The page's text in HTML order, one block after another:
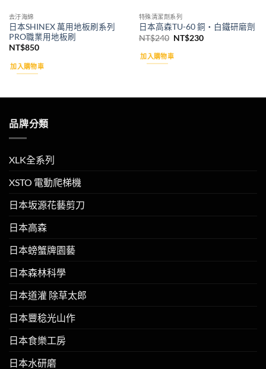
去汙海綿
日本SHINEX 萬用地板刷系列
PRO職業用地板刷
NT$850
加入購物車
特殊清潔劑系列
日本高森TU-60 銅・白鐵研磨劑
NT$240 原
價
格：
NT$230目
加入購物車
品牌分類
XLK全系列
XSTO 電動爬梯機
日本坂源花藝剪刀
日本高森
日本螃蟹牌園藝
日本森林科學
日本道灌 除草太郎
日本豐稔光山作
日本食樂工房
日本水研磨